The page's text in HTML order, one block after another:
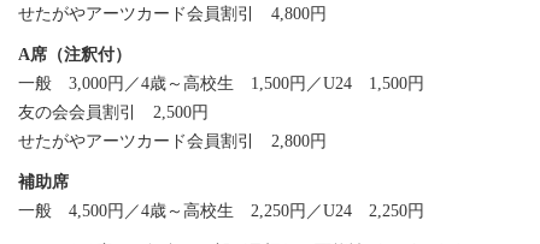
せたがやアーツカード会員割引 4,800円
A席（注釈付）
一般 3,000円／4歳～高校生 1,500円／U24 1,500円
友の会会員割引 2,500円
せたがやアーツカード会員割引 2,800円
補助席
一般 4,500円／4歳～高校生 2,250円／U24 2,250円